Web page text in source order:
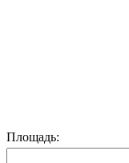
Площадь: